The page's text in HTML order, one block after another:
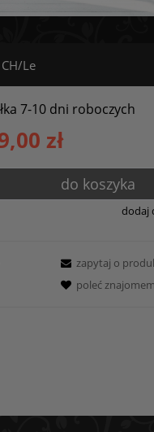
Le
7-10 dni roboczych
zł
do koszyka
dodaj
zapytaj o
poleć